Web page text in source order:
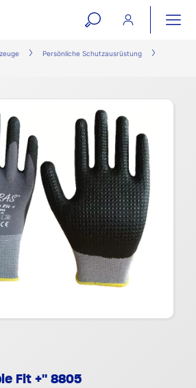
open
search
Persönliche Schutzausrüstung
Fit +" 8805